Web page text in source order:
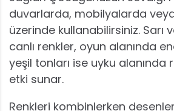
duvarlarda, mobilyalarda
üzerinde kullanabilirsiniz. Sarı
canlı renkler, oyun alanında
yeşil tonları ise uyku alanında
etki sunar.
Renkleri kombinlerken